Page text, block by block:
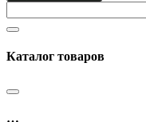
Каталог товаров
…